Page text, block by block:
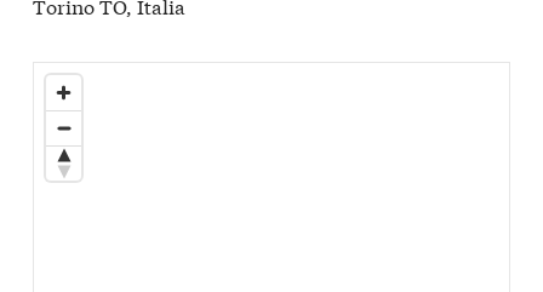
Torino TO, Italia